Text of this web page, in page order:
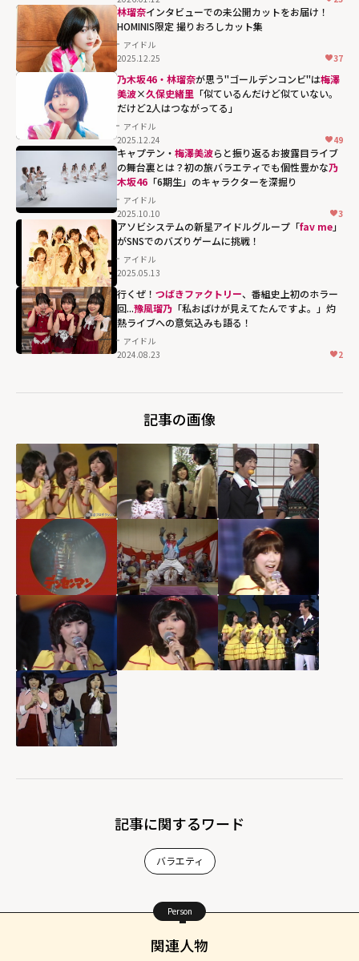
林瑠奈インタビューでの未公開カットをお届け！
HOMINIS限定 撮りおろしカット集
アイドル
2025.12.25
37
梅澤美波×久保
史緒里
「似てい
るんだけど似て
いない。だけど2
人はつながって
る」"
width="304"
height="203"
loading="lazy"
fetchpriority="h
igh">
乃木坂46・林瑠奈が思う"ゴールデンコンビ"は梅澤
美波×久保史緒里 「似ているんだけど似ていない。
だけど2人はつながってる」
アイドル
2025.12.24
49
キャプテン・ 梅澤美波らと振り返るお披露目ライブ
の舞台裏とは？初の旅バラエティでも個性豊かな乃
木坂46 「6期生」のキャラクターを深掘り
アイドル
2025.10.10
3
アソビシステムの新星アイドルグループ「fav me」
がSNSでのバズりゲームに挑戦！
アイドル
2025.05.13
行くぜ！ つばきファクトリー、番組史上初のホラー
回...豫風瑠乃 「私おばけが見えてたんですよ。」灼
熱ライブへの意気込みも語る！
アイドル
2024.08.23
2
記事の画像
記事に関するワード
バラエティ
Person
関連人物